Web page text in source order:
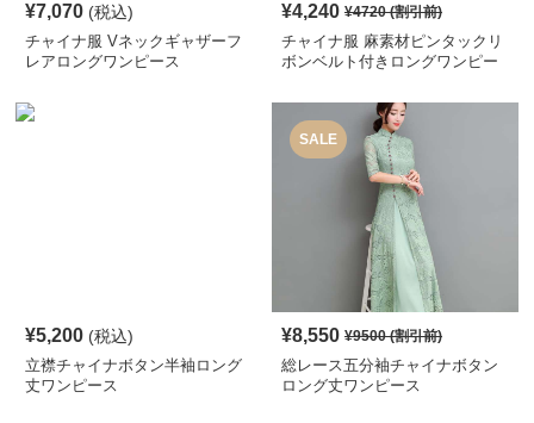
¥7,070 (税込)
チャイナ服 Vネックギャザーフ
レアロングワンピース
¥4,240 ¥4720(割引前)
チャイナ服 麻素材ピンタックリ
ボンベルト付きロングワンピー
¥5,200 (税込)
立襟チャイナボタン半袖ロング
丈ワンピース
SALE
¥8,550 ¥9500(割引前)
総レース五分袖チャイナボタン
ロング丈ワンピース